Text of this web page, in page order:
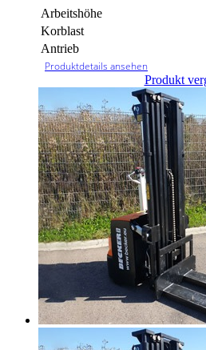
Arbeitshöhe
Korblast
Antrieb
Produktdetails ansehen
Produkt